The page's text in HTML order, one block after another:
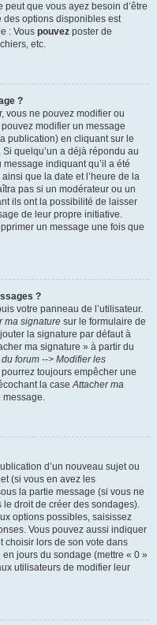
que vous ayez besoin d’être
des options disponibles est
: Vous pouvez poster de
etc.
?
vous ne pouvez modifier ou
modifier un message
publication) en cliquant sur le
quelqu’un a déjà répondu au
indiquant qu’il a été
que la date et l’heure de la
pas si un modérateur ou un
ils ont la possibilité de laisser
de leur propre initiative.
un message une fois que
?
votre panneau de l’utilisateur.
ma signature sur le formulaire de
la signature par défaut à
ma signature » à partir du
forum --> Modifier les
toujours empêcher une
la caseAttacher ma
message.
d’un nouveau sujet ou
(si vous en avez les
la partie message (si vous ne
le droit de créer des sondages).
options possibles, saisissez
Vous pouvez aussi indiquer
choisir lors de son vote dans
jours du sondage (mettre « 0 »
utilisateurs de modifier leur